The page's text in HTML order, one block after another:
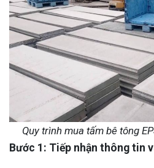
Quy trình mua tấm bê tông
Bước 1: Tiếp nhận thông tin